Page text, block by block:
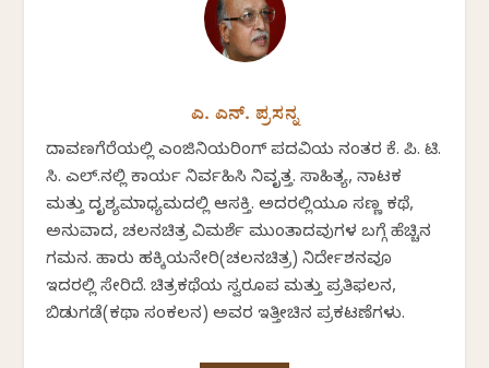
ಎ. ಎನ್. ಪ್ರಸನ್ನ
ದಾವಣಗೆರೆಯಲ್ಲಿ ಎಂಜಿನಿಯರಿಂಗ್ ಪದವಿಯ ನಂತರ ಕೆ. ಪಿ. ಟಿ.
ಸಿ. ಎಲ್.ನಲ್ಲಿ ಕಾರ್ಯ ನಿರ್ವಹಿಸಿ ನಿವೃತ್ತ. ಸಾಹಿತ್ಯ, ನಾಟಕ
ಮತ್ತು ದೃಶ್ಯಮಾಧ್ಯಮದಲ್ಲಿ ಆಸಕ್ತಿ. ಅದರಲ್ಲಿಯೂ ಸಣ್ಣ ಕಥೆ,
ಅನುವಾದ, ಚಲನಚಿತ್ರ ವಿಮರ್ಶೆ ಮುಂತಾದವುಗಳ ಬಗ್ಗೆ ಹೆಚ್ಚಿನ
ಗಮನ. ಹಾರು ಹಕ್ಕಿಯನೇರಿ(ಚಲನಚಿತ್ರ) ನಿರ್ದೇಶನವೂ
ಇದರಲ್ಲಿ ಸೇರಿದೆ. ಚಿತ್ರಕಥೆಯ ಸ್ವರೂಪ ಮತ್ತು ಪ್ರತಿಫಲನ,
ಬಿಡುಗಡೆ(ಕಥಾ ಸಂಕಲನ) ಅವರ ಇತ್ತೀಚಿನ ಪ್ರಕಟಣೆಗಳು.